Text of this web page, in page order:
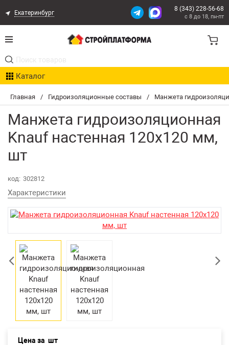
Главная / Гидроизоляционные составы / Манжета
Манжета гидроизоляционная
Knauf настенная 120х120 мм,
шт
код: 302812
Характеристики
Цена за шт
Екатеринбург
8 (343) 228-56-68
с 8 до 18, пн-пт
Каталог
Акции
Расчет доставки
Организациям
Опыт поставок
Статьи
Контакты
Оплата и Доставка
Возврат товара
Екатеринбург